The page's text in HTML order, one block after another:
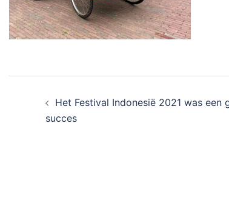
navigatieHet Festival Indonesië 2021 was een
succes